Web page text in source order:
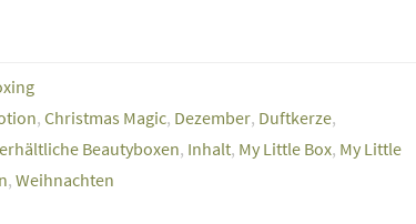
, Christmas Magic, Dezember, Duftkerze,
Beautyboxen, Inhalt, My Little Box, My Little
, Weihnachten